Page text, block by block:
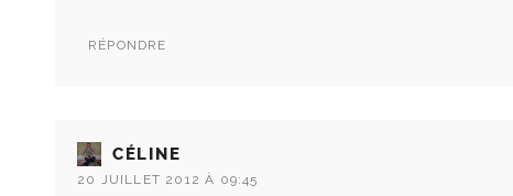
RÉPONDRE
CÉLINE
20 JUILLET 2012 À 09:45